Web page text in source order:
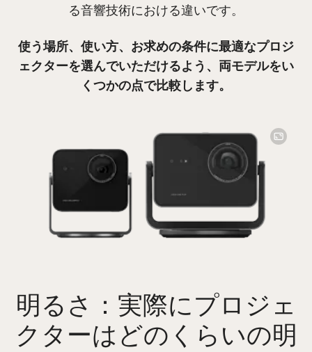
る音響技術における違いです。
使う場所、使い方、お求めの条件に最適なプロジ
ェクターを選んでいただけるよう、両モデルをい
くつかの点で比較します。
明るさ：実際にプロジェ
クターはどのくらいの明